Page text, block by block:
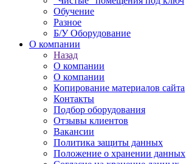
Обучение
Разное
Б/У Оборудование
О компании
Назад
О компании
О компании
Копирование материалов сайта
Контакты
Подбор оборудования
Отзывы клиентов
Вакансии
Политика защиты данных
Положение о хранении данных